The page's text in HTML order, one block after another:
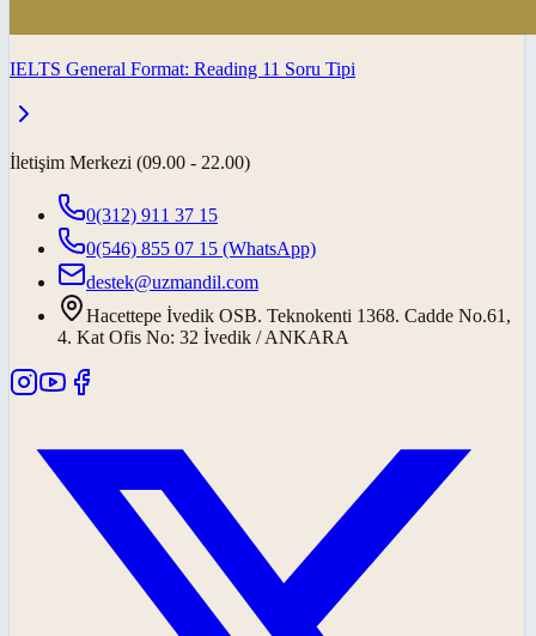
IELTS General Format: Reading 11 Soru Tipi
İletişim Merkezi (09.00 - 22.00)
0(312) 911 37 15
0(546) 855 07 15 (WhatsApp)
destek@uzmandil.com
Hacettepe İvedik OSB. Teknokenti 1368. Cadde No.61,
4. Kat Ofis No: 32 İvedik / ANKARA